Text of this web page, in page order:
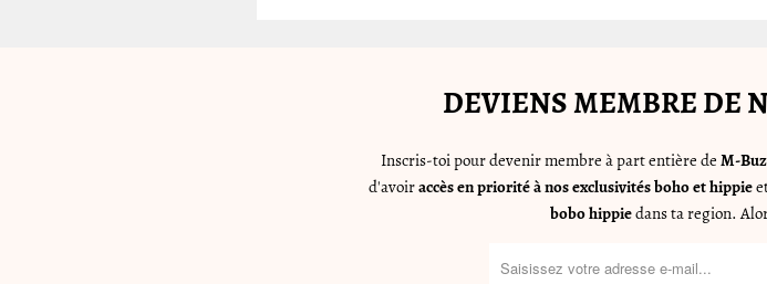
DEVIENS MEMBRE DE
Inscris-toi pour devenir membre à part entière de M-
d'avoiraccès en priorité à nos exclusivités boho et hippie
bobo hippiedans ta region.